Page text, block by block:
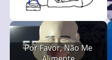
Por Favor, Não Me